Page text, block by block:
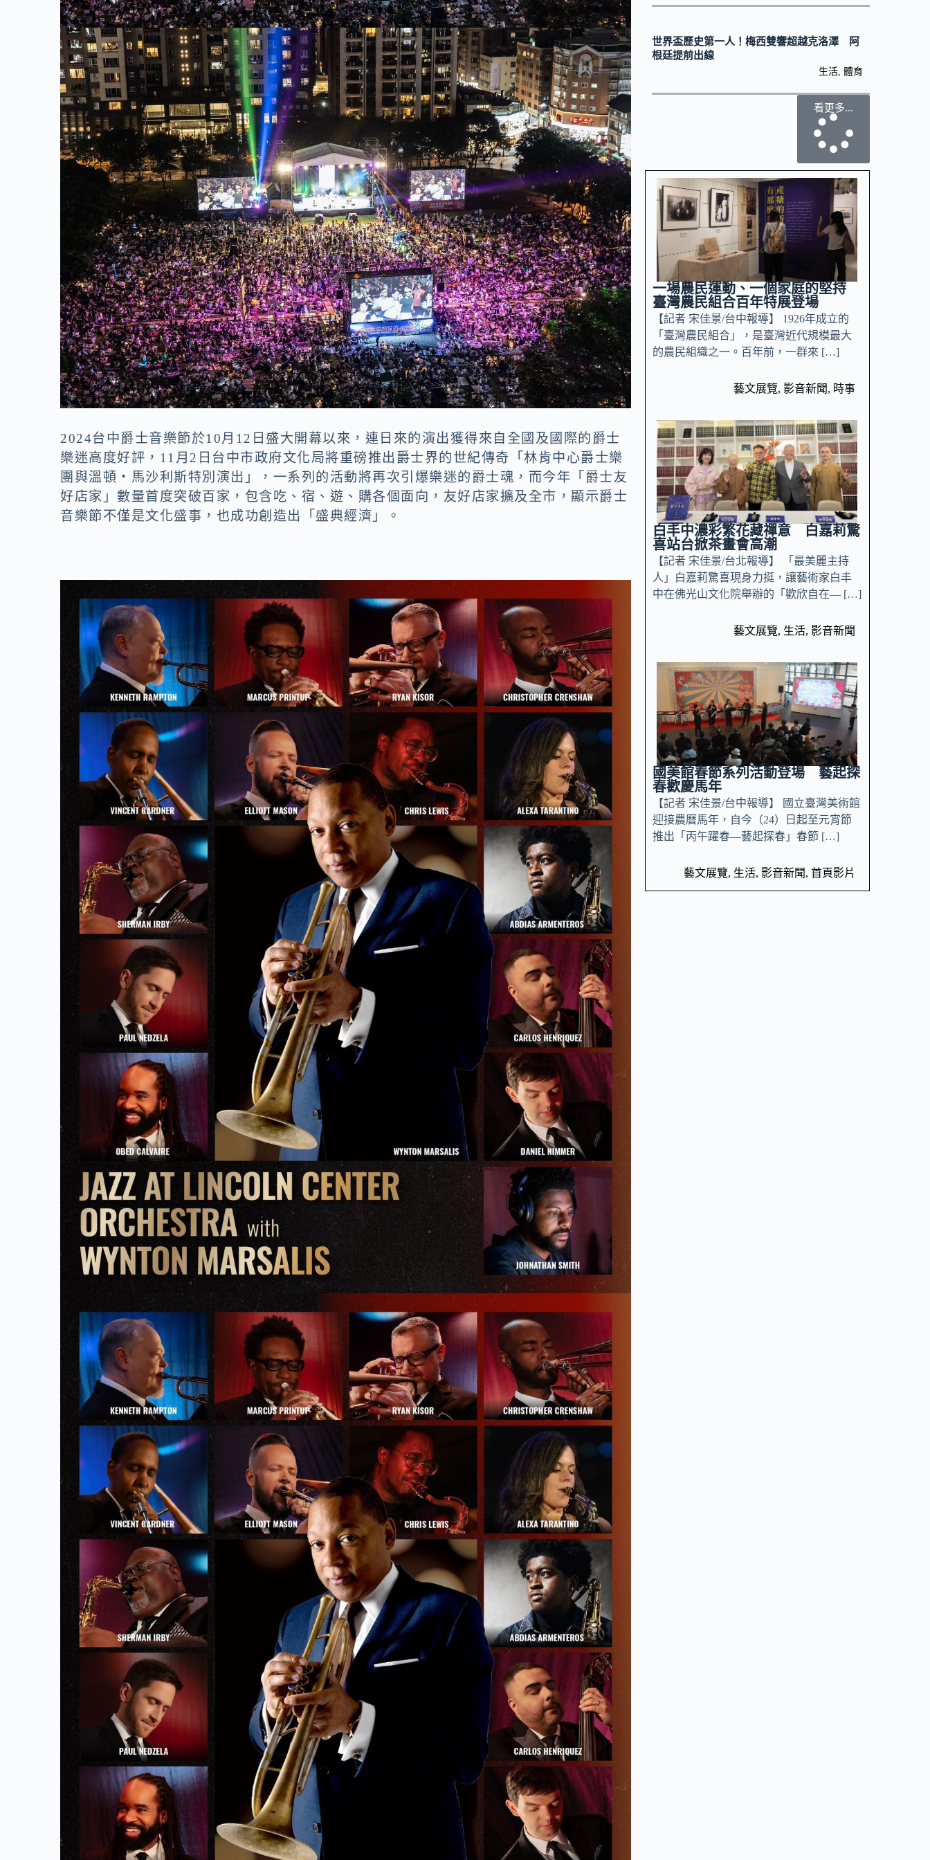
2024台中爵士音樂節於10月12日盛大開幕以來，連日來的演出獲得來自全國及國際的爵士
樂迷高度好評，11月2日台中市政府文化局將重磅推出爵士界的世紀傳奇「林肯中心爵士樂
團與溫頓‧馬沙利斯特別演出」，一系列的活動將再次引爆樂迷的爵士魂，而今年「爵士友
好店家」數量首度突破百家，包含吃、宿、遊、購各個面向，友好店家擴及全市，顯示爵士
音樂節不僅是文化盛事，也成功創造出「盛典經濟」。
世界盃歷史第一人！梅西雙響超越克洛澤 阿
根廷提前出線
生活, 體育
看更多...
一場農民運動、一個家庭的堅持
臺灣農民組合百年特展登場
【記者 宋佳景/台中報導】 1926年成立的
「臺灣農民組合」，是臺灣近代規模最大
的農民組織之一。百年前，一群來 […]
藝文展覽, 影音新聞, 時事
白丰中濃彩繁花藏禪意 白嘉莉驚
喜站台掀茶畫會高潮
【記者 宋佳景/台北報導】 「最美麗主持
人」白嘉莉驚喜現身力挺，讓藝術家白丰
中在佛光山文化院舉辦的「歡欣自在— […]
藝文展覽, 生活, 影音新聞
國美館春節系列活動登場 藝起探
春歡慶馬年
【記者 宋佳景/台中報導】 國立臺灣美術館
迎接農曆馬年，自今（24）日起至元宵節
推出「丙午躍春—藝起探春」春節 […]
藝文展覽, 生活, 影音新聞, 首頁影片